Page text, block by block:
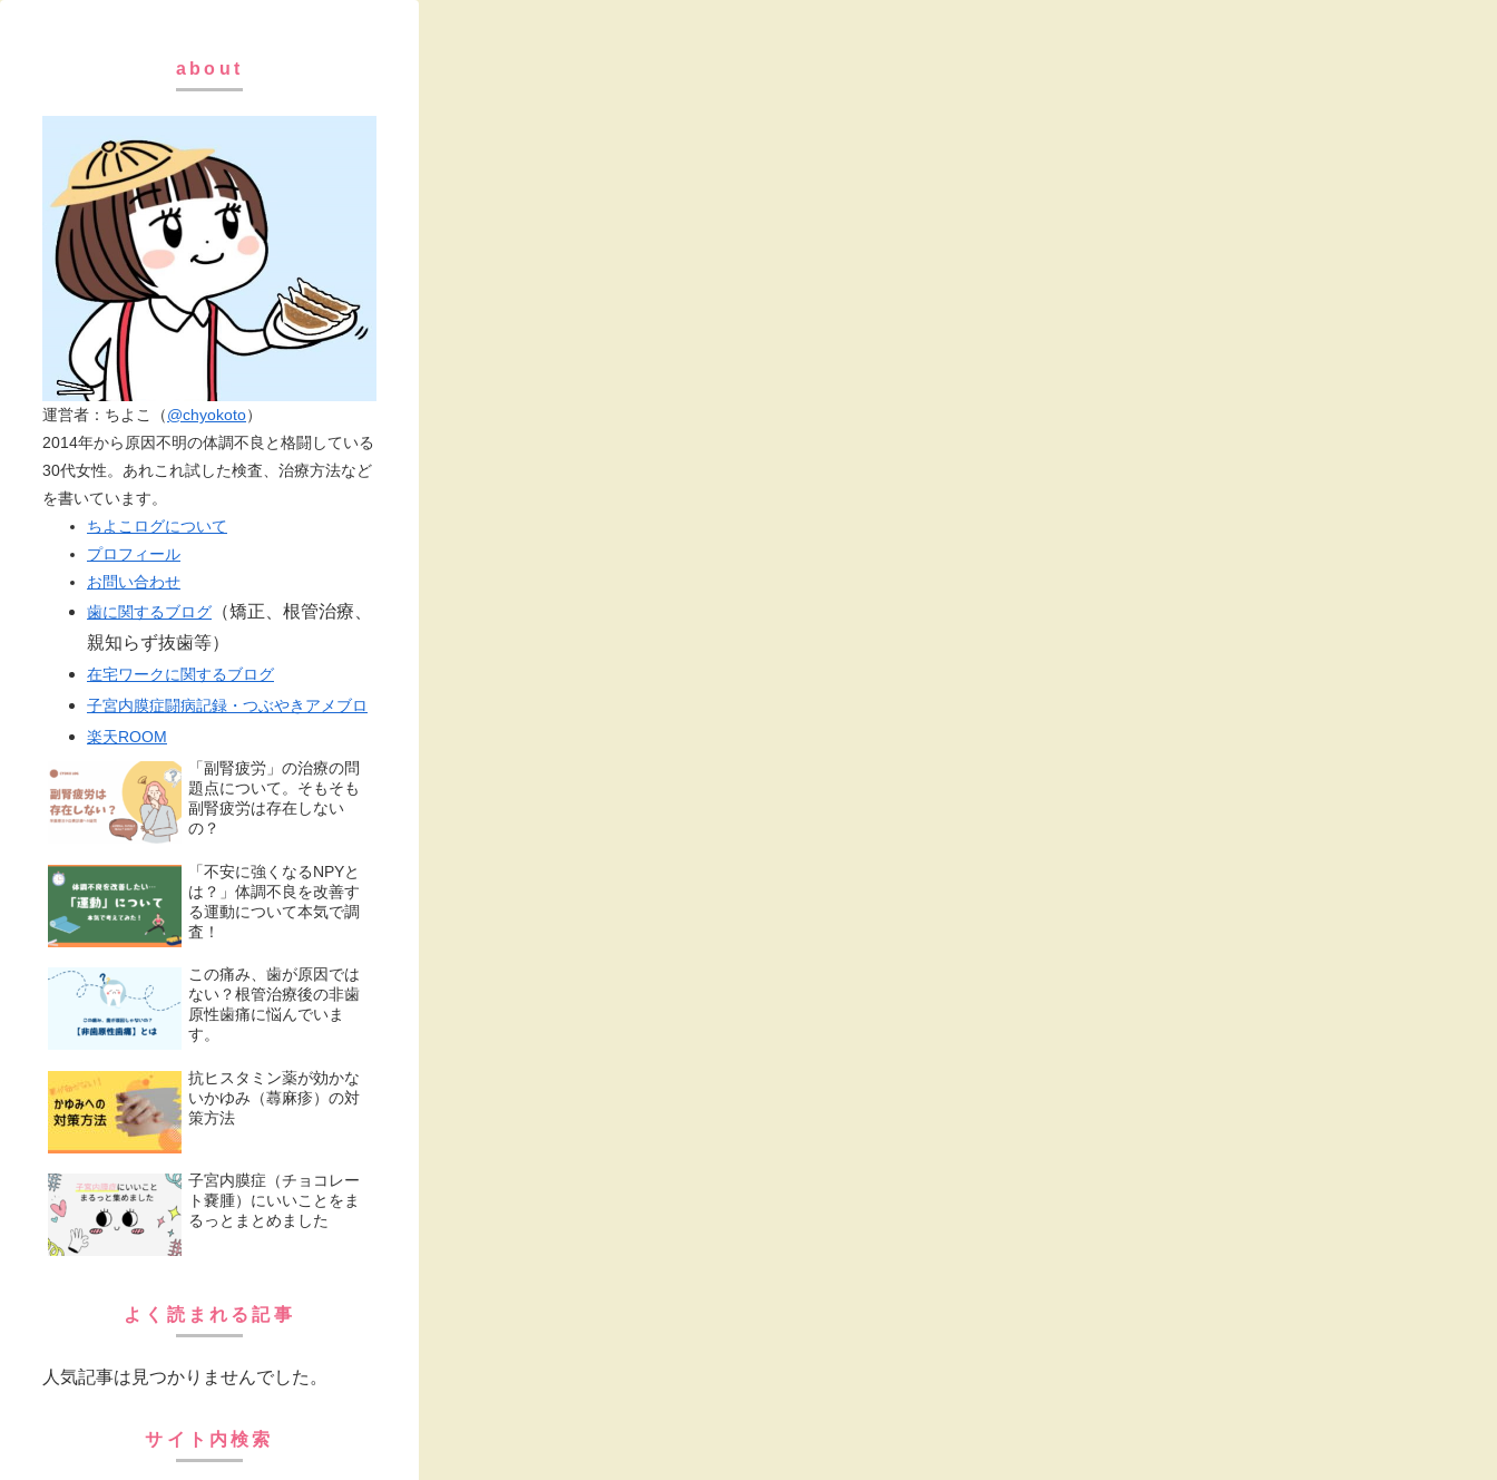
about
運営者：ちよこ（@chyokoto）
2014年から原因不明の体調不良と格闘している
30代女性。あれこれ試した検査、治療方法など
を書いています。
ちよこログについて
プロフィール
お問い合わせ
歯に関するブログ （矯正、根管治療、
親知らず抜歯等）
在宅ワークに関するブログ
子宮内膜症闘病記録・つぶやきアメブロ
楽天ROOM
「副腎疲労」の治療の問
題点について。そもそも
副腎疲労は存在しない
の？
「不安に強くなるNPYと
は？」体調不良を改善す
る運動について本気で調
査！
この痛み、歯が原因では
ない？根管治療後の非歯
原性歯痛に悩んでいま
す。
抗ヒスタミン薬が効かな
いかゆみ（蕁麻疹）の対
策方法
子宮内膜症（チョコレー
ト嚢腫）にいいことをま
るっとまとめました
よく読まれる記事
人気記事は見つかりませんでした。
サイト内検索